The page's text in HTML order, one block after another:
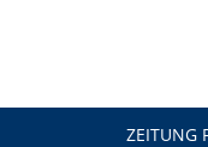
ZEITUNG